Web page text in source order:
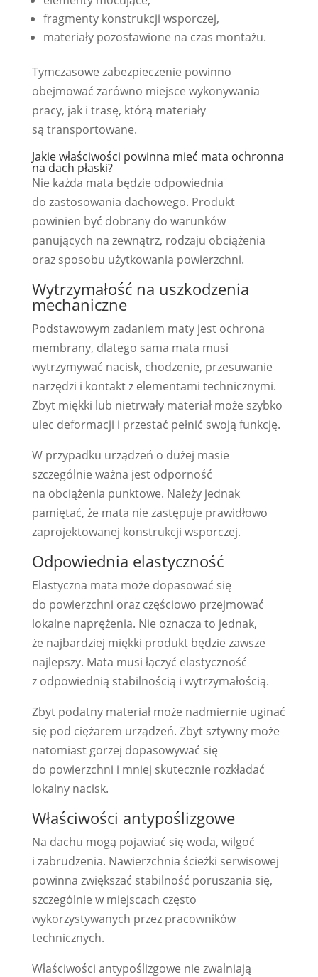
fragmenty konstrukcji wsporczej,
materiały pozostawione na czas montażu.
Tymczasowe zabezpieczenie powinno
obejmować zarówno miejsce wykonywania
pracy, jak i trasę, którą materiały
są transportowane.
Jakie właściwości powinna mieć mata ochronna
na dach płaski?
Nie każda mata będzie odpowiednia
do zastosowania dachowego. Produkt
powinien być dobrany do warunków
panujących na zewnątrz, rodzaju obciążenia
oraz sposobu użytkowania powierzchni.
Wytrzymałość na uszkodzenia
mechaniczne
Podstawowym zadaniem maty jest ochrona
membrany, dlatego sama mata musi
wytrzymywać nacisk, chodzenie, przesuwanie
narzędzi i kontakt z elementami technicznymi.
Zbyt miękki lub nietrwały materiał może szybko
ulec deformacji i przestać pełnić swoją funkcję.
W przypadku urządzeń o dużej masie
szczególnie ważna jest odporność
na obciążenia punktowe. Należy jednak
pamiętać, że mata nie zastępuje prawidłowo
zaprojektowanej konstrukcji wsporczej.
Odpowiednia elastyczność
Elastyczna mata może dopasować się
do powierzchni oraz częściowo przejmować
lokalne naprężenia. Nie oznacza to jednak,
że najbardziej miękki produkt będzie zawsze
najlepszy. Mata musi łączyć elastyczność
z odpowiednią stabilnością i wytrzymałością.
Zbyt podatny materiał może nadmiernie uginać
się pod ciężarem urządzeń. Zbyt sztywny może
natomiast gorzej dopasowywać się
do powierzchni i mniej skutecznie rozkładać
lokalny nacisk.
Właściwości antypoślizgowe
Na dachu mogą pojawiać się woda, wilgoć
i zabrudzenia. Nawierzchnia ścieżki serwisowej
powinna zwiększać stabilność poruszania się,
szczególnie w miejscach często
wykorzystywanych przez pracowników
technicznych.
Właściwości antypoślizgowe nie zwalniają